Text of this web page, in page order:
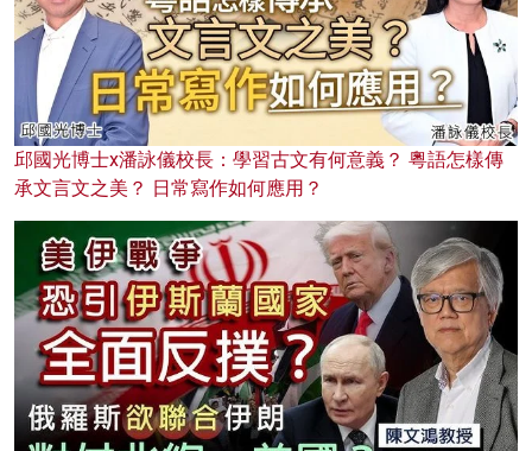
邱國光博士x潘詠儀校長：學習古文有何意義？ 粵語怎樣傳
承文言文之美？ 日常寫作如何應用？